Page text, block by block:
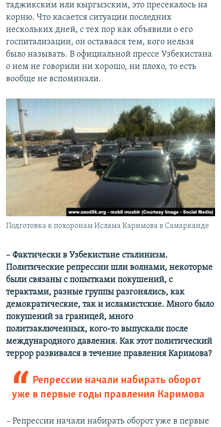
таджикским или кыргызским, это пресекалось на
корню. Что касается ситуации последних
нескольких дней, с тех пор как объявили о его
госпитализации, он оставался тем, кого нельзя
было называть. В официальной прессе Узбекистана
о нем не говорили ни хорошо, ни плохо, то есть
вообще не вспоминали.
Подготовка к похоронам Ислама Каримова в Самарканде
– Фактически в Узбекистане сталинизм.
Политические репрессии шли волнами, некоторые
были связаны с попытками покушений, с
терактами, разные группы разгонялись, как
демократические, так и исламистские. Много было
покушений за границей, много
политзаключенных, кого-то выпускали после
международного давления. Как этот политический
террор развивался в течение правления Каримова?
Репрессии начали набирать оборот
уже в первые годы правления Каримова
– Репрессии начали набирать оборот уже в первые